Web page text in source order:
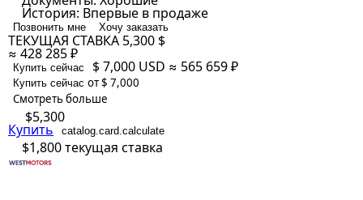
История: Впервые в продаже
Позвонить мне Хочу заказать
ТЕКУЩАЯ СТАВКА 5,300 $
≈ 428 285 ₽
Купить сейчас $ 7,000 USD ≈ 565 659 ₽
Купить сейчас от $ 7,000
Смотреть больше
$5,300
Купить catalog.card.calculate
$1,800текущая ставка